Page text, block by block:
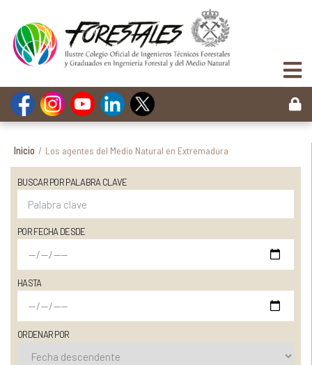
Inicio / Los agentes del Medio Natural en Extremadura
BUSCAR POR PALABRA CLAVE
POR FECHA DESDE
HASTA
ORDENAR POR